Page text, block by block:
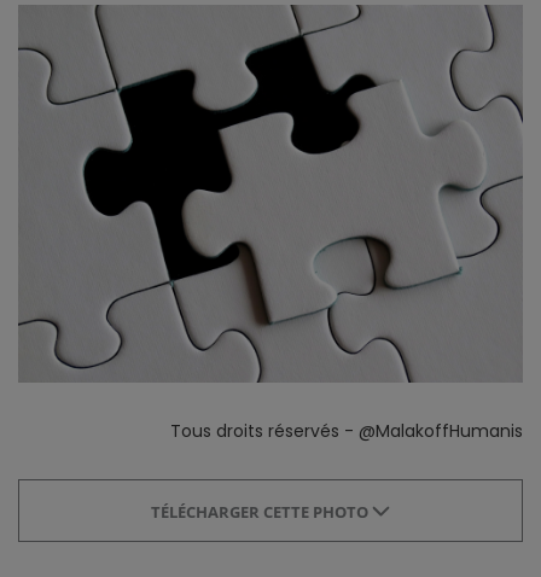
Tous droits réservés - @MalakoffHumanis
TÉLÉCHARGER CETTE PHOTO